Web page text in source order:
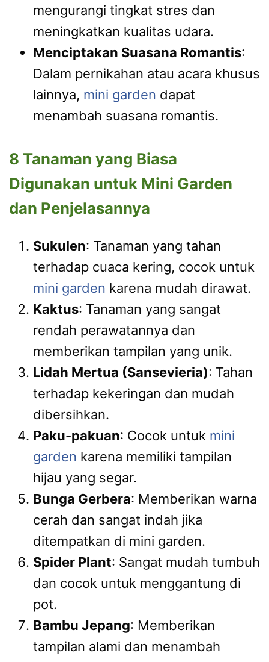
mengurangi tingkat stres dan
meningkatkan kualitas udara.
Menciptakan Suasana Romantis:
Dalam pernikahan atau acara khusus
lainnya, mini garden dapat
menambah suasana romantis.
8 Tanaman yang Biasa
Digunakan untuk Mini Garden
dan Penjelasannya
Sukulen: Tanaman yang tahan
terhadap cuaca kering, cocok untuk
mini garden karena mudah dirawat.
Kaktus: Tanaman yang sangat
rendah perawatannya dan
memberikan tampilan yang unik.
Lidah Mertua (Sansevieria): Tahan
terhadap kekeringan dan mudah
dibersihkan.
Paku-pakuan: Cocok untuk mini
garden karena memiliki tampilan
hijau yang segar.
Bunga Gerbera: Memberikan warna
cerah dan sangat indah jika
ditempatkan di mini garden.
Spider Plant: Sangat mudah tumbuh
dan cocok untuk menggantung di
pot.
Bambu Jepang: Memberikan
tampilan alami dan menambah